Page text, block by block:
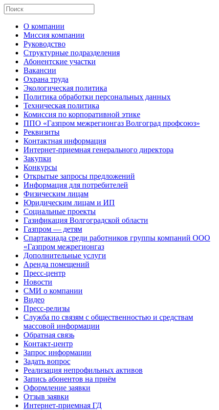
О компании
Миссия компании
Руководство
Структурные подразделения
Абонентские участки
Вакансии
Охрана труда
Экологическая политика
Политика обработки персональных данных
Техническая политика
Комиссия по корпоративной этике
ППО «Газпром межрегионгаз Волгоград профсоюз»
Реквизиты
Контактная информация
Интернет-приемная генерального директора
Закупки
Конкурсы
Открытые запросы предложений
Информация для потребителей
Физическим лицам
Юридическим лицам и ИП
Социальные проекты
Газификация Волгоградской области
Газпром — детям
Спартакиада среди работников группы компаний ООО
«Газпром межрегионгаз
Дополнительные услуги
Аренда помещений
Пресс-центр
Новости
СМИ о компании
Видео
Пресс-релизы
Служба по связям с общественностью и средствам
массовой информации
Обратная связь
Контакт-центр
Запрос информации
Задать вопрос
Реализация непрофильных активов
Запись абонентов на приём
Оформление заявки
Отзыв заявки
Интернет-приемная ГД